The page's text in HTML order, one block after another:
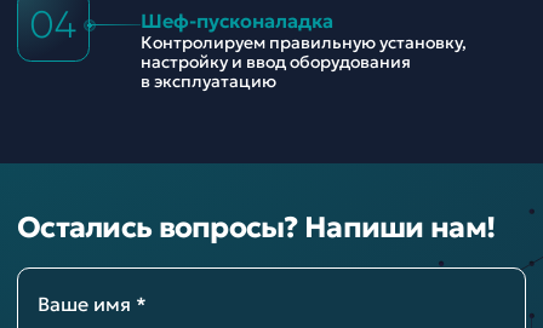
04 Шеф-пусконаладка
Контролируем правильную установку,
настройку и ввод оборудования
в эксплуатацию
Остались вопросы? Напиши нам!
Ваше имя *